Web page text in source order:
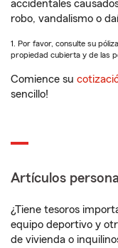
accidentales
robo, vandalismo o
1. Por favor, consulte su
propiedad cubierta y de las
Comience su
sencillo!
Artículos
¿Tiene tesoros
equipo deportivo y
de vivienda o